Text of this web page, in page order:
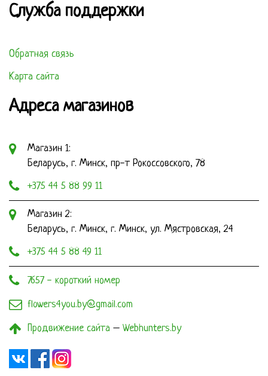
Служба поддержки
Обратная связь
Карта сайта
Адреса магазинов
Магазин 1:
Беларусь, г. Минск, пр-т Рокоссовского, 78
+375 44 5 88 99 11
Магазин 2:
Беларусь, г. Минск, г. Минск, ул. Мястровская, 24
+375 44 5 88 49 11
7657 - короткий номер
flowers4you.by@gmail.com
Продвижение сайта – Webhunters.by